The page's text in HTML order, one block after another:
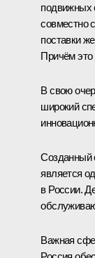
подвижных
совместно
поставки
Причём это
В свою
широкий
Созданный
является
в России.
Важная